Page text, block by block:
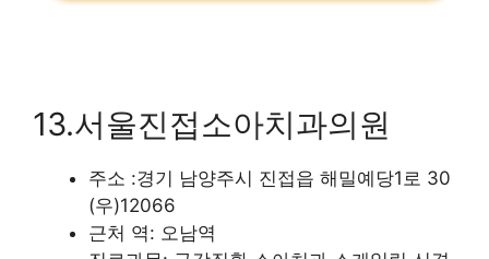
13.서울진접소아치과의원
주소 :경기 남양주시 진접읍 해밀예당1로 30
(우)12066
근처 역: 오남역